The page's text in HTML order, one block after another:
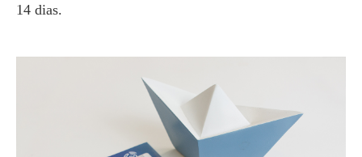
14 dias.